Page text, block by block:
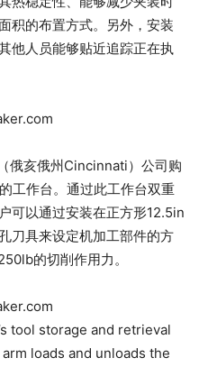
积的布置方式。另外，安装
他人员能够贴近追踪正在执
俄亥俄州Cincinnati）公司购
工作台。通过此工作台双重
可以通过安装在正方形12.5in
刀具来设定机加工部件的方
的切削作用力。
tool storage and retrieval
loads and unloads the